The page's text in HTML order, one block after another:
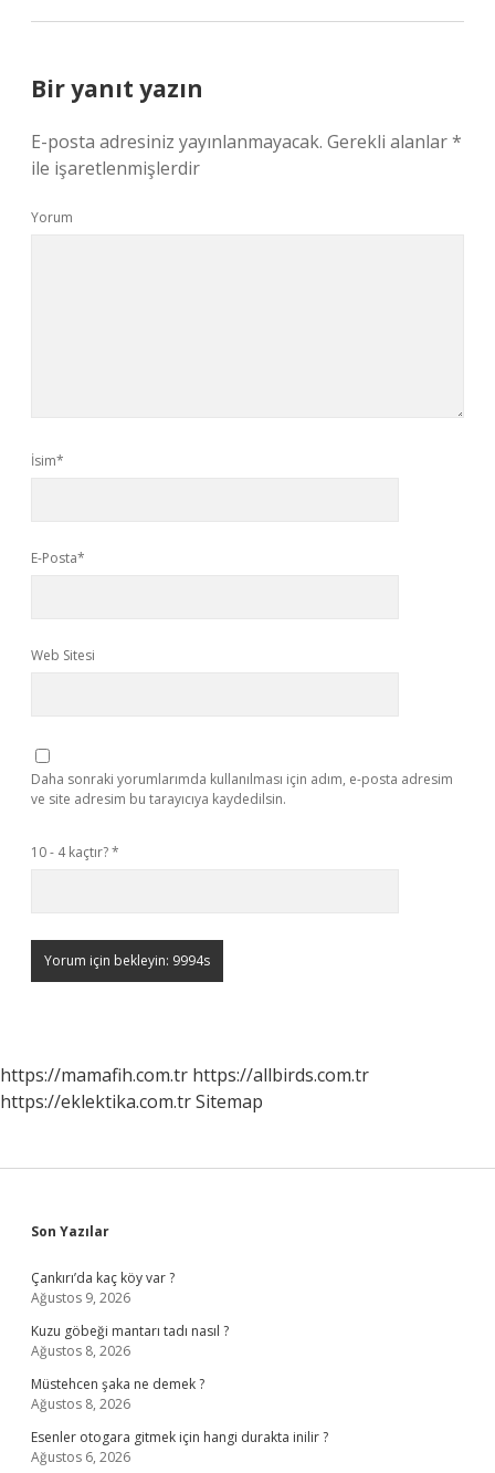
Bir yanıt yazın
E-posta adresiniz yayınlanmayacak. Gerekli alanlar*
ile işaretlenmişlerdir
Yorum
İsim*
E-Posta*
Web Sitesi
Daha sonraki yorumlarımda kullanılması için adım, e-posta adresim
ve site adresim bu tarayıcıya kaydedilsin.
10 - 4 kaçtır?*
https://mamafih.com.tr https://allbirds.com.tr
https://eklektika.com.trSitemap
Sidebar
Son Yazılar
Çankırı’da kaç köy var ?
Ağustos 9, 2026
Kuzu göbeği mantarı tadı nasıl ?
Ağustos 8, 2026
Müstehcen şaka ne demek ?
Ağustos 8, 2026
Esenler otogara gitmek için hangi durakta inilir ?
Ağustos 6, 2026